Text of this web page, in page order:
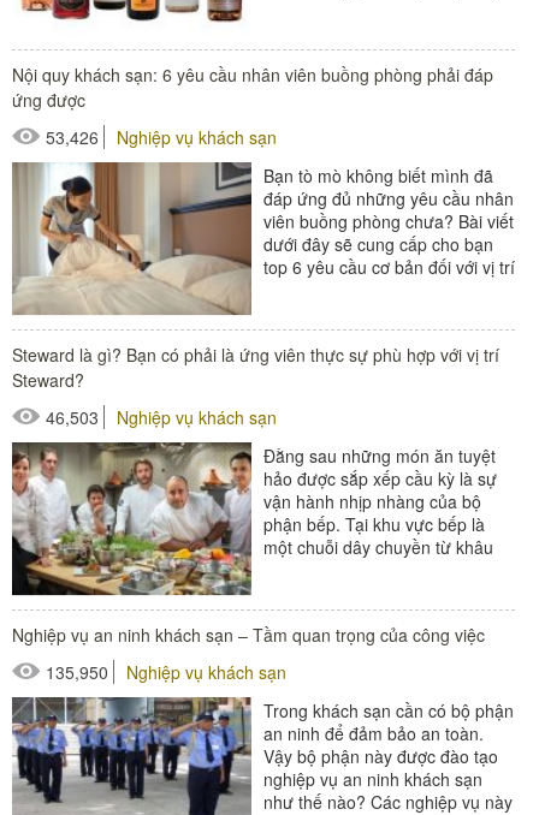
#thiết bị nhà hàng - bếp
Nội quy khách sạn: 6 yêu cầu nhân viên buồng phòng phải đáp
ứng được
53,426
Nghiệp vụ khách sạn
Bạn tò mò không biết mình đã
đáp ứng đủ những yêu cầu nhân
viên buồng phòng chưa? Bài viết
dưới đây sẽ cung cấp cho bạn
top 6 yêu cầu cơ bản đối với vị trí
#thiết bị buồng phòng
Steward là gì? Bạn có phải là ứng viên thực sự phù hợp với vị trí
Steward?
46,503
Nghiệp vụ khách sạn
Đằng sau những món ăn tuyệt
hảo được sắp xếp cầu kỳ là sự
vận hành nhịp nhàng của bộ
phận bếp. Tại khu vực bếp là
một chuỗi dây chuyền từ khâu
#thiết bị nhà hàng - bếp
Nghiệp vụ an ninh khách sạn – Tầm quan trọng của công việc
135,950
Nghiệp vụ khách sạn
Trong khách sạn cần có bộ phận
an ninh để đảm bảo an toàn.
Vậy bộ phận này được đào tạo
nghiệp vụ an ninh khách sạn
như thế nào? Các nghiệp vụ này